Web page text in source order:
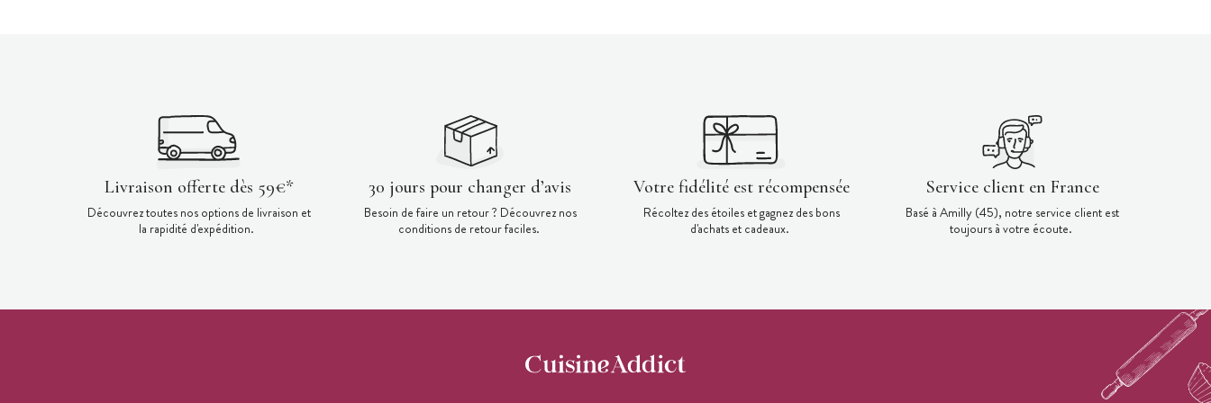
Livraison offerte dès 59€*
Découvrez toutes nos options de livraison et
la rapidité d'expédition.
30 jours pour changer d’avis
Besoin de faire un retour ? Découvrez nos
conditions de retour faciles.
Votre fidélité est récompensée
Récoltez des étoiles et gagnez des bons
d'achats et cadeaux.
Service client en France
Basé à Amilly (45), notre service client est
toujours à votre écoute.